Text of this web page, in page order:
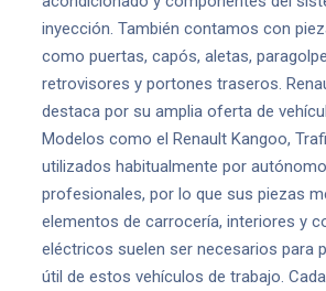
inyección. También contamos con
como puertas, capós, aletas,
retrovisores y portones traseros.
destaca por su amplia oferta de
Modelos como el Renault Kangoo,
utilizados habitualmente por
profesionales, por lo que sus piezas
elementos de carrocería, interiores y
eléctricos suelen ser necesarios para
útil de estos vehículos de trabajo.